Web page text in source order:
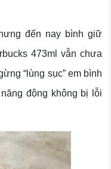
đến nay bình giữ
473ml vẫn chưa
“lùng sục” em bình
động không bị lỗi